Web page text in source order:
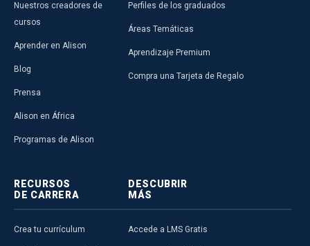
Nuestros creadores de
cursos
Aprender en Alison
Blog
Prensa
Alison en África
Programas de Alison
Perfiles de los graduados
Áreas Temáticas
Aprendizaje Premium
Compra una Tarjeta de Regalo
RECURSOS
DE CARRERA
Crea tu currículum
DESCUBRIR
MÁS
Accede a LMS Gratis